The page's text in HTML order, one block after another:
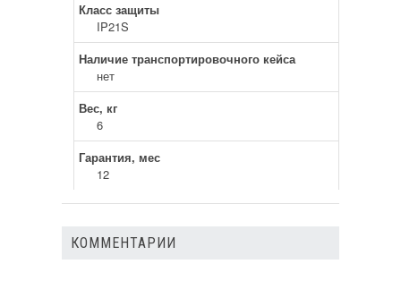
Класс защиты
IP21S
Наличие транспортировочного кейса
нет
Вес, кг
6
Гарантия, мес
12
КОММЕНТАРИИ